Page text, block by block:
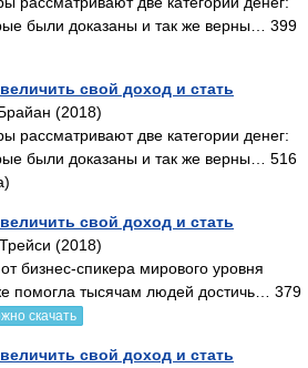
были доказаны и так же верны… 399
свой доход и стать
(2018)
рассматривают две категории денег:
были доказаны и так же верны… 516
свой доход и стать
(2018)
бизнес-спикера мирового уровня
помогла тысячам людей достичь… 379
скачать
свой доход и стать